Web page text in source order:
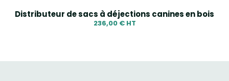
Distributeur de sacs à déjections canines en bois
236,00 € HT